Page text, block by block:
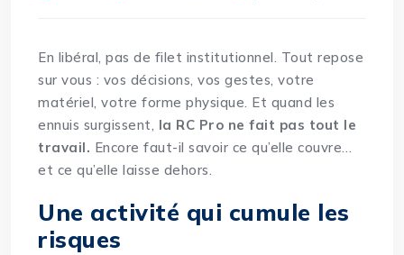
En libéral, pas de filet institutionnel. Tout repose
sur vous : vos décisions, vos gestes, votre
matériel, votre forme physique. Et quand les
ennuis surgissent, la RC Pro ne fait pas tout le
travail. Encore faut-il savoir ce qu’elle couvre…
et ce qu’elle laisse dehors.
Une activité qui cumule les
risques